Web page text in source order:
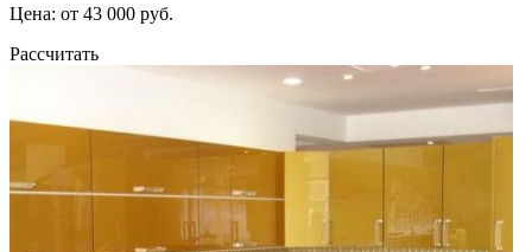
Цена: от 43 000 руб.
Рассчитать